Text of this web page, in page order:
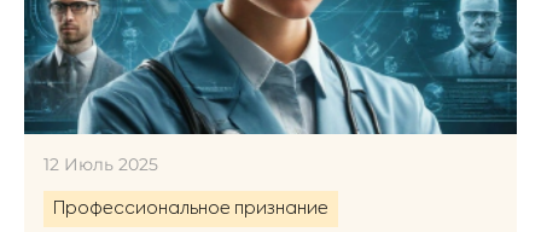
12 Июль 2025
Профессиональное признание